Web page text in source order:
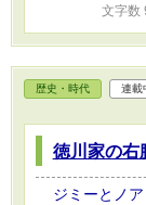
文字数
歴史・時代 連載
徳川家の右
ジミーとノア